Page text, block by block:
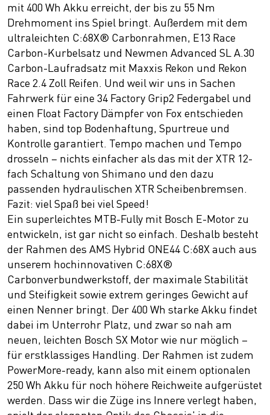
mit 400 Wh Akku erreicht, der bis zu 55 Nm
Drehmoment ins Spiel bringt. Außerdem mit dem
ultraleichten C:68X® Carbonrahmen, E13 Race
Carbon-Kurbelsatz und Newmen Advanced SL A.30
Carbon-Laufradsatz mit Maxxis Rekon und Rekon
Race 2.4 Zoll Reifen. Und weil wir uns in Sachen
Fahrwerk für eine 34 Factory Grip2 Federgabel und
einen Float Factory Dämpfer von Fox entschieden
haben, sind top Bodenhaftung, Spurtreue und
Kontrolle garantiert. Tempo machen und Tempo
drosseln – nichts einfacher als das mit der XTR 12-
fach Schaltung von Shimano und den dazu
passenden hydraulischen XTR Scheibenbremsen.
Fazit: viel Spaß bei viel Speed!
Ein superleichtes MTB-Fully mit Bosch E-Motor zu
entwickeln, ist gar nicht so einfach. Deshalb besteht
der Rahmen des AMS Hybrid ONE44 C:68X auch aus
unserem hochinnovativen C:68X®
Carbonverbundwerkstoff, der maximale Stabilität
und Steifigkeit sowie extrem geringes Gewicht auf
einen Nenner bringt. Der 400 Wh starke Akku findet
dabei im Unterrohr Platz, und zwar so nah am
neuen, leichten Bosch SX Motor wie nur möglich –
für erstklassiges Handling. Der Rahmen ist zudem
PowerMore-ready, kann also mit einem optionalen
250 Wh Akku für noch höhere Reichweite aufgerüstet
werden. Dass wir die Züge ins Innere verlegt haben,